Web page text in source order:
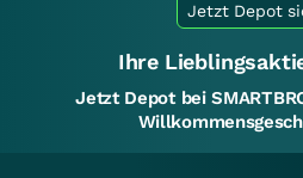
Jetzt Depot
Ihre
Jetzt Depot bei